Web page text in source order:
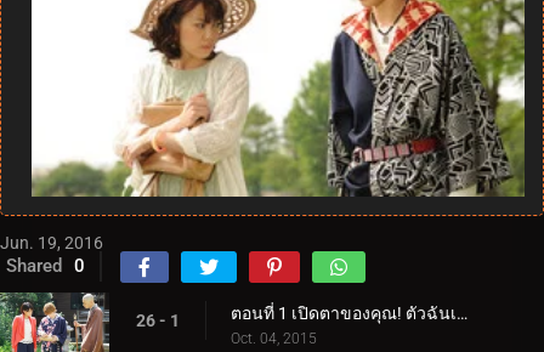
Jun. 19, 2016
Shared 0
26 - 1 ตอนที่ 1 เปิดตาของคุณ! ตัวฉันเอง!
Oct. 04, 2015